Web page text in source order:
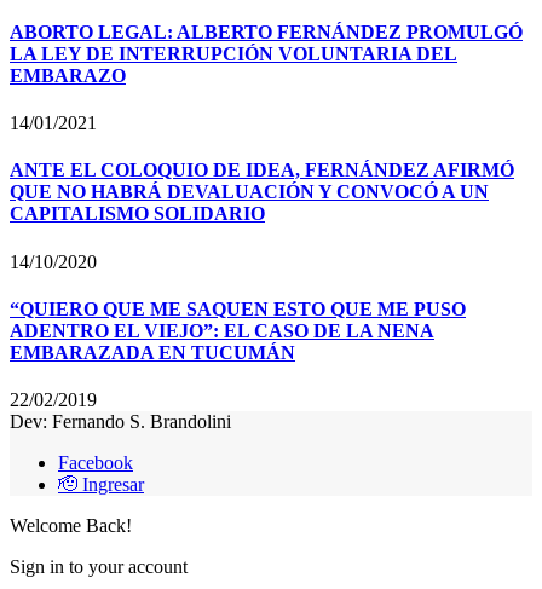
ABORTO LEGAL: ALBERTO FERNÁNDEZ PROMULGÓ
LA LEY DE INTERRUPCIÓN VOLUNTARIA DEL
EMBARAZO
14/01/2021
ANTE EL COLOQUIO DE IDEA, FERNÁNDEZ AFIRMÓ
QUE NO HABRÁ DEVALUACIÓN Y CONVOCÓ A UN
CAPITALISMO SOLIDARIO
14/10/2020
“QUIERO QUE ME SAQUEN ESTO QUE ME PUSO
ADENTRO EL VIEJO”: EL CASO DE LA NENA
EMBARAZADA EN TUCUMÁN
22/02/2019
Dev: Fernando S. Brandolini
Facebook
🫡 Ingresar
Welcome Back!
Sign in to your account